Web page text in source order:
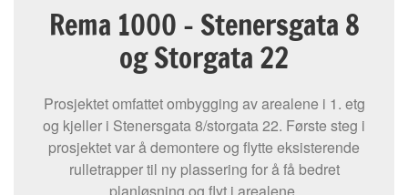
Rema 1000 - Stenersgata 8
og Storgata 22
Prosjektet omfattet ombygging av arealene i 1. etg
og kjeller i Stenersgata 8/storgata 22. Første steg i
prosjektet var å demontere og flytte eksisterende
rulletrapper til ny plassering for å få bedret